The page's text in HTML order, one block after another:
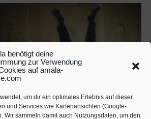
benötigt deine
zur Verwendung
auf amala-
um dir ein optimales Erlebnis auf dieser
und Services wie Kartenansichten (Google-
Wir sammeln damit auch Nutzungsdaten, um den